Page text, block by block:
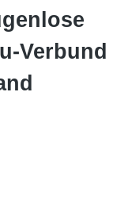
Verbund